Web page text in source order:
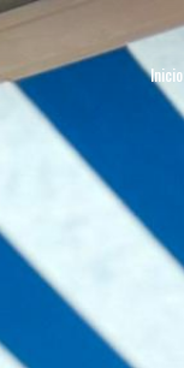
Inicio